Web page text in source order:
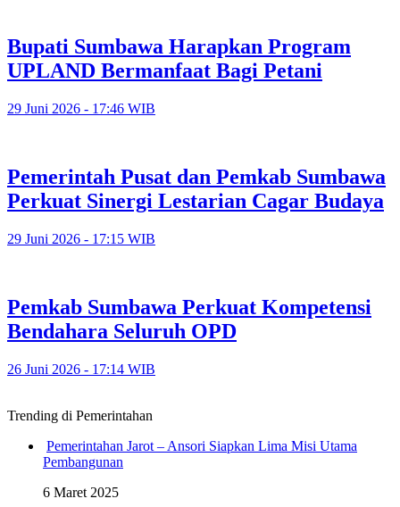
Bupati Sumbawa Harapkan Program
UPLAND Bermanfaat Bagi Petani
29 Juni 2026 - 17:46 WIB
Pemerintah Pusat dan Pemkab Sumbawa
Perkuat Sinergi Lestarian Cagar Budaya
29 Juni 2026 - 17:15 WIB
Pemkab Sumbawa Perkuat Kompetensi
Bendahara Seluruh OPD
26 Juni 2026 - 17:14 WIB
Trending di Pemerintahan
Pemerintahan Jarot – Ansori Siapkan Lima Misi Utama
Pembangunan
6 Maret 2025